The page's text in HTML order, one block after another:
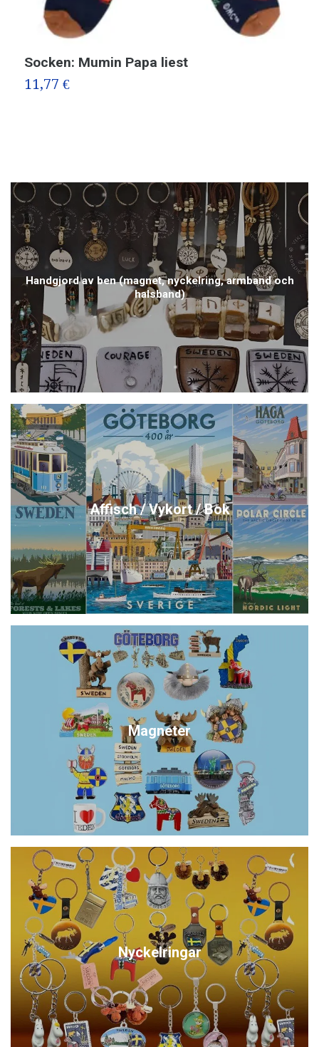
Handgjord av ben (magnet, nyckelring, armband och
halsband)
Affisch / Vykort / Bok
Magneter
Nyckelringar
Socken: Mumin Papa liest
11,77 €